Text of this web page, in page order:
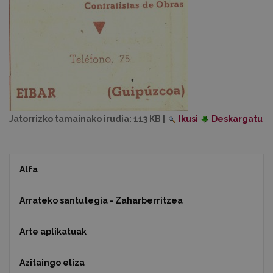
Jatorrizko tamainako irudia: 113 KB Ikusi Deskargatu
Alfa
Arrateko santutegia - Zaharberritzea
Arte aplikatuak
Azitaingo eliza